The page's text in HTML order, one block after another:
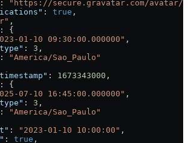
:
"https://secure.gravatar.com/avatar/
: true ,
,
: {
01-10 09:30:00.000000" ,
: 3 ,
:
"America/Sao_Paulo"
: 1673343000 ,
: {
07-10 16:45:00.000000" ,
: 3 ,
:
"America/Sao_Paulo"
: "2023-01-10 10:00:00" ,
: true ,